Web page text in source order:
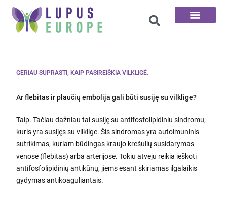
GERIAU SUPRASTI, KAIP PASIREIŠKIA VILKLIGĖ.
Ar flebitas ir plaučių embolija gali būti susiję su vilklige?
Taip. Tačiau dažniau tai susiję su antifosfolipidiniu sindromu,
kuris yra susijęs su vilklige. Šis sindromas yra autoimuninis
sutrikimas, kuriam būdingas kraujo krešulių susidarymas
venose (flebitas) arba arterijose. Tokiu atveju reikia ieškoti
antifosfolipidinių antikūnų, jiems esant skiriamas ilgalaikis
gydymas antikoaguliantais.